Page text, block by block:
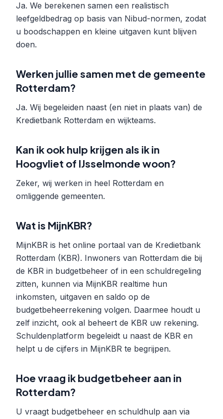
Ja. We berekenen samen een realistisch
leefgeldbedrag op basis van Nibud-normen, zodat
u boodschappen en kleine uitgaven kunt blijven
doen.
Werken jullie samen met de gemeente
Rotterdam?
Ja. Wij begeleiden naast (en niet in plaats van) de
Kredietbank Rotterdam en wijkteams.
Kan ik ook hulp krijgen als ik in
Hoogvliet of IJsselmonde woon?
Zeker, wij werken in heel Rotterdam en
omliggende gemeenten.
Wat is MijnKBR?
MijnKBR is het online portaal van de Kredietbank
Rotterdam (KBR). Inwoners van Rotterdam die bij
de KBR in budgetbeheer of in een schuldregeling
zitten, kunnen via MijnKBR realtime hun
inkomsten, uitgaven en saldo op de
budgetbeheerrekening volgen. Daarmee houdt u
zelf inzicht, ook al beheert de KBR uw rekening.
Schuldenplatform begeleidt u naast de KBR en
helpt u de cijfers in MijnKBR te begrijpen.
Hoe vraag ik budgetbeheer aan in
Rotterdam?
U vraagt budgetbeheer en schuldhulp aan via